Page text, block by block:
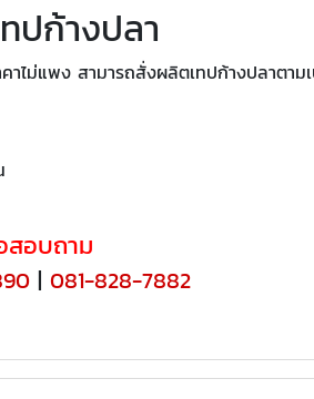
ปก้างปลา
ไม่แพง สามารถสั่งผลิตเทปก้างปลาตา
อบถาม
| 081-828-7882